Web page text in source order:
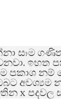
සෑම
. ඉහත
ප්‍රකාශ නම්
අවශ්‍යම
x පදවල